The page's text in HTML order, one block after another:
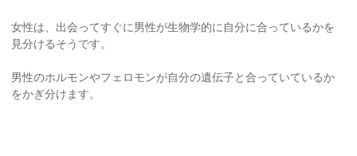
女性は、出会ってすぐに男性が生物学的に自分に合っているかを
見分けるそうです。
男性のホルモンやフェロモンが自分の遺伝子と合っていているか
をかぎ分けます。